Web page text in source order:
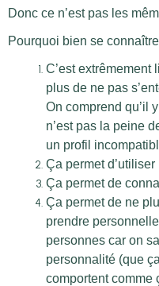
Donc ce n’est pas les
Pourquoi bien se
C’est
plus de ne pas
On comprend qu’il
n’est pas la peine
un profil
Ça permet
Ça permet de
Ça permet de ne
prendre
personnes car on
personnalité (que
comportent comme